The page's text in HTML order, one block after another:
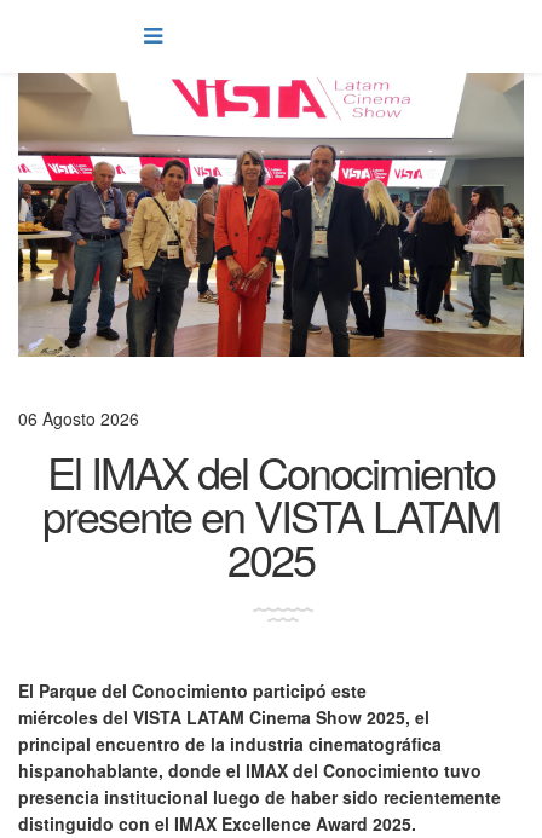
06 Agosto 2026
El IMAX del Conocimiento
presente en VISTA LATAM
2025
El Parque del Conocimiento participó este
miércoles del VISTA LATAM Cinema Show 2025, el
principal encuentro de la industria cinematográfica
hispanohablante, donde el IMAX del Conocimiento tuvo
presencia institucional luego de haber sido recientemente
distinguido con el IMAX Excellence Award 2025.